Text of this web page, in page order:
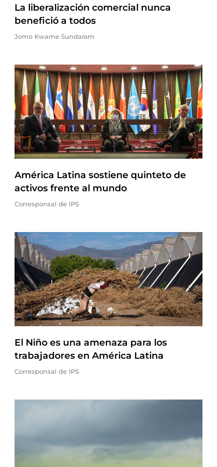
La liberalización comercial nunca
benefició a todos
Jomo Kwame Sundaram
América Latina sostiene quinteto de
activos frente al mundo
Corresponsal de IPS
El Niño es una amenaza para los
trabajadores en América Latina
Corresponsal de IPS